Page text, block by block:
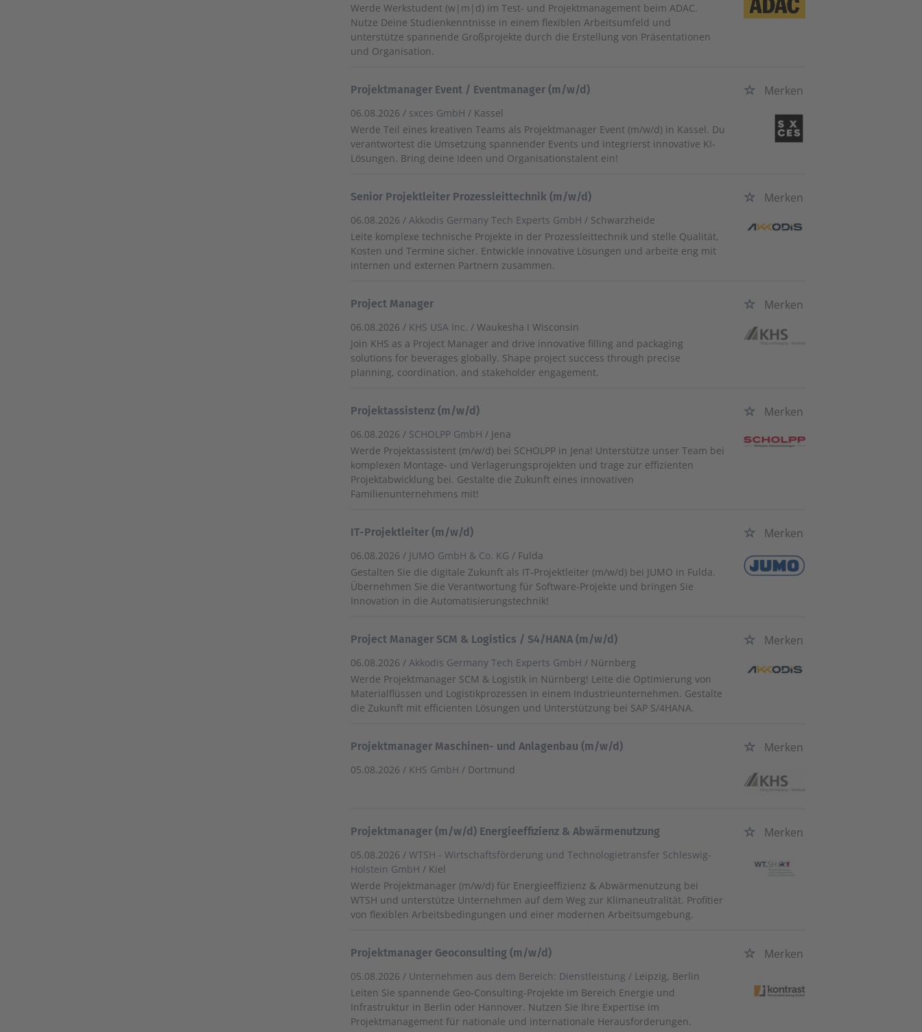
Werde Werkstudent (w|m|d) im Test- und Projektmanagement beim ADAC.
Nutze Deine Studienkenntnisse in einem flexiblen Arbeitsumfeld und
unterstütze spannende Großprojekte durch die Erstellung von Präsentationen
und Organisation.
Projektmanager Event / Eventmanager (m/w/d) Merken
06.08.2026 / sxces GmbH / Kassel
Werde Teil eines kreativen Teams als Projektmanager Event (m/w/d) in Kassel. Du
verantwortest die Umsetzung spannender Events und integrierst innovative KI-
Lösungen. Bring deine Ideen und Organisationstalent ein!
Senior Projektleiter Prozessleittechnik (m/w/d) Merken
06.08.2026 / Akkodis Germany Tech Experts GmbH / Schwarzheide
Leite komplexe technische Projekte in der Prozessleittechnik und stelle Qualität,
Kosten und Termine sicher. Entwickle innovative Lösungen und arbeite eng mit
internen und externen Partnern zusammen.
Project Manager Merken
06.08.2026 / KHS USA Inc. / Waukesha ǀ Wisconsin
Join KHS as a Project Manager and drive innovative filling and packaging
solutions for beverages globally. Shape project success through precise
planning, coordination, and stakeholder engagement.
Projektassistenz (m/w/d) Merken
06.08.2026 / SCHOLPP GmbH / Jena
Werde Projektassistent (m/w/d) bei SCHOLPP in Jena! Unterstütze unser Team bei
komplexen Montage- und Verlagerungsprojekten und trage zur effizienten
Projektabwicklung bei. Gestalte die Zukunft eines innovativen
Familienunternehmens mit!
IT-Projektleiter (m/w/d) Merken
06.08.2026 / JUMO GmbH & Co. KG / Fulda
Gestalten Sie die digitale Zukunft als IT-Projektleiter (m/w/d) bei JUMO in Fulda.
Übernehmen Sie die Verantwortung für Software-Projekte und bringen Sie
Innovation in die Automatisierungstechnik!
Project Manager SCM & Logistics / S4/HANA (m/w/d) Merken
06.08.2026 / Akkodis Germany Tech Experts GmbH / Nürnberg
Werde Projektmanager SCM & Logistik in Nürnberg! Leite die Optimierung von
Materialflüssen und Logistikprozessen in einem Industrieunternehmen. Gestalte
die Zukunft mit efficienten Lösungen und Unterstützung bei SAP S/4HANA.
Projektmanager Maschinen- und Anlagenbau (m/w/d) Merken
05.08.2026 / KHS GmbH / Dortmund
Projektmanager (m/w/d) Energieeffizienz & Abwärmenutzung Merken
05.08.2026 /WTSH - Wirtschaftsförderung und Technologietransfer Schleswig-
Holstein GmbH / Kiel
Werde Projektmanager (m/w/d) für Energieeffizienz & Abwärmenutzung bei
WTSH und unterstütze Unternehmen auf dem Weg zur Klimaneutralität. Profitier
von flexiblen Arbeitsbedingungen und einer modernen Arbeitsumgebung.
Projektmanager Geoconsulting (m/w/d) Merken
05.08.2026 / Unternehmen aus dem Bereich: Dienstleistung / Leipzig, Berlin
Leiten Sie spannende Geo-Consulting-Projekte im Bereich Energie und
Infrastruktur in Berlin oder Hannover. Nutzen Sie Ihre Expertise im
Projektmanagement für nationale und internationale Herausforderungen.